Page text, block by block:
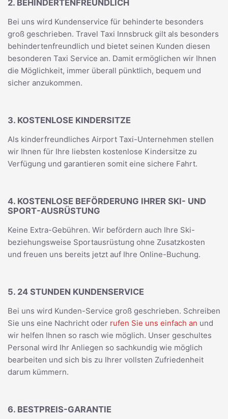
2. BEHINDERTENFREUNDLICH
Bei uns wird Kundenservice für behinderte besonders
groß geschrieben. Travel Taxi Innsbruck gilt als besonders
behindertenfreundlich und bietet seinen Kunden diesen
besonderen Taxi Service an. Damit ermöglichen wir Ihnen
die Möglichkeit, immer überall pünktlich, bequem und
sicher anzukommen.
3. KOSTENLOSE KINDERSITZE
Als kinderfreundliches Airport Taxi-Unternehmen stellen
wir Ihnen für Ihre liebsten kostenlose Kindersitze zu
Verfügung und garantieren somit eine sichere Fahrt.
4. KOSTENLOSE BEFÖRDERUNG IHRER SKI- UND
SPORT-AUSRÜSTUNG
Keine Extra-Gebühren. Wir befördern auch Ihre Ski-
beziehungsweise Sportausrüstung ohne Zusatzkosten
und freuen uns bereits jetzt auf Ihre Online-Buchung.
5. 24 STUNDEN KUNDENSERVICE
Bei uns wird Kunden-Service groß geschrieben. Schreiben
Sie uns eine Nachricht oder rufen Sie uns einfach an und
wir helfen Ihnen so rasch wie möglich. Unser geschultes
Personal wird Ihr Anliegen so sachkundig wie möglich
bearbeiten und sich bis zu Ihrer vollsten Zufriedenheit
darum kümmern.
6. BESTPREIS-GARANTIE